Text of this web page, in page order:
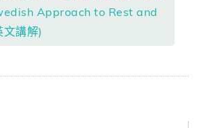
Approach to Rest and
講解)